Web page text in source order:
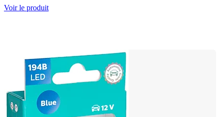
Voir le produit